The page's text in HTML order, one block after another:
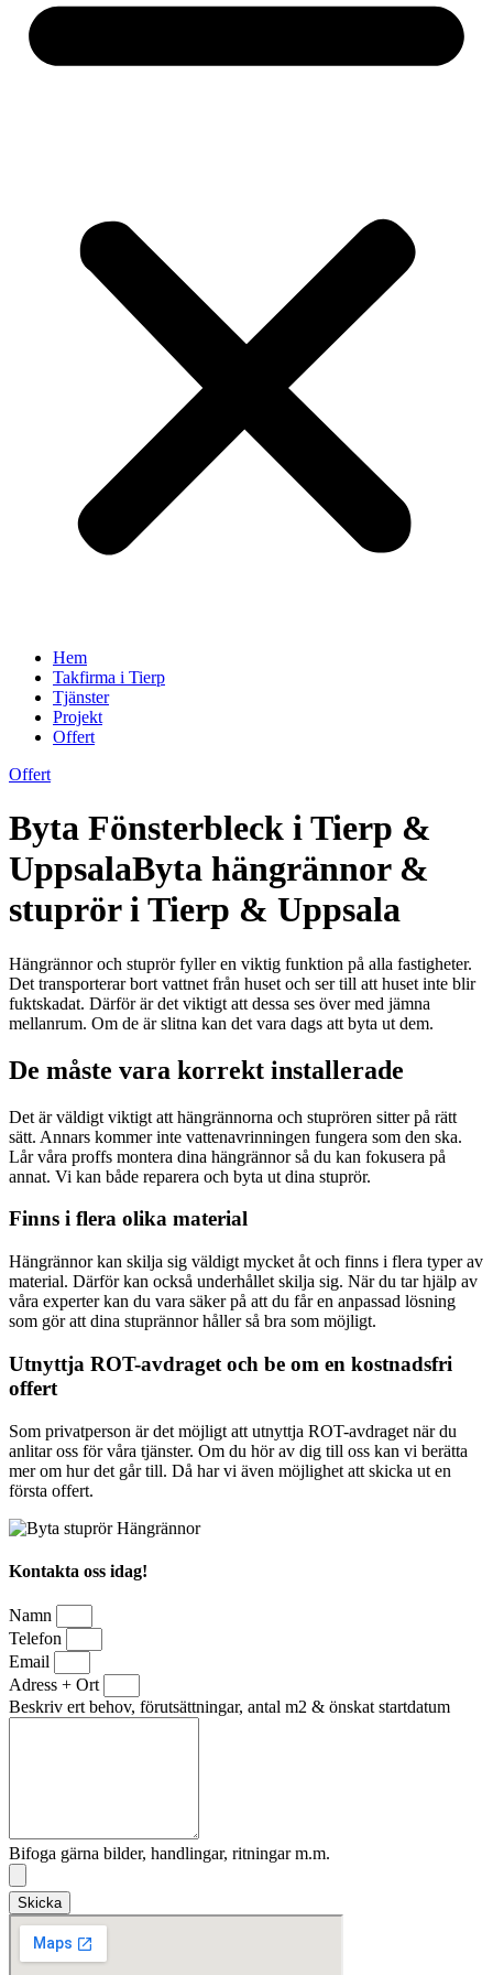
Hem
Takfirma i Tierp
Tjänster
Projekt
Offert
Offert
Byta Fönsterbleck i Tierp &
UppsalaByta hängrännor &
stuprör i Tierp & Uppsala
Hängrännor och stuprör fyller en viktig funktion på alla fastigheter.
Det transporterar bort vattnet från huset och ser till att huset inte blir
fuktskadat. Därför är det viktigt att dessa ses över med jämna
mellanrum. Om de är slitna kan det vara dags att byta ut dem.
De måste vara korrekt installerade
Det är väldigt viktigt att hängrännorna och stuprören sitter på rätt
sätt. Annars kommer inte vattenavrinningen fungera som den ska.
Lår våra proffs montera dina hängrännor så du kan fokusera på
annat. Vi kan både reparera och byta ut dina stuprör.
Finns i flera olika material
Hängrännor kan skilja sig väldigt mycket åt och finns i flera typer av
material. Därför kan också underhållet skilja sig. När du tar hjälp av
våra experter kan du vara säker på att du får en anpassad lösning
som gör att dina stuprännor håller så bra som möjligt.
Utnyttja ROT-avdraget och be om en kostnadsfri
offert
Som privatperson är det möjligt att utnyttja ROT-avdraget när du
anlitar oss för våra tjänster. Om du hör av dig till oss kan vi berätta
mer om hur det går till. Då har vi även möjlighet att skicka ut en
första offert.
Kontakta oss idag!
Namn
Telefon
Email
Adress + Ort
Beskriv ert behov, förutsättningar, antal m2 & önskat startdatum
Bifoga gärna bilder, handlingar, ritningar m.m.
Skicka